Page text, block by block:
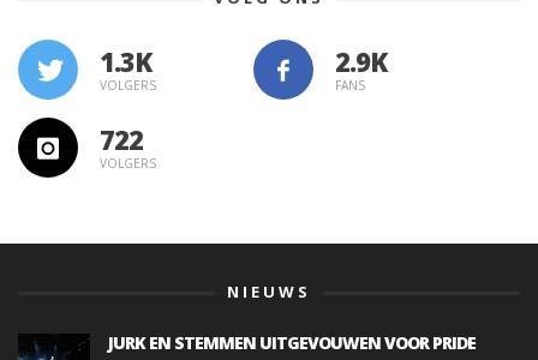
1.3K
VOLGERS FANS
722
VOLGERS
NIEUWS
JURK EN STEMMEN UITGEVOUWEN VOOR PRIDE